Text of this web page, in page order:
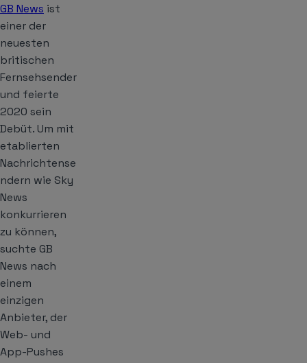
GB News ist
einer der
neuesten
britischen
Fernsehsender
und feierte
2020 sein
Debüt. Um mit
etablierten
Nachrichtense
ndern wie Sky
News
konkurrieren
zu können,
suchte GB
News nach
einem
einzigen
Anbieter, der
Web- und
App-Pushes